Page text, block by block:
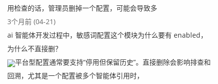
用检查的话，管理员删掉一个配置，可能会导致多
3个月前 (04-21)
ai 智能体开发过程中，敏感词配置这个模块为什么要有 enabled，
为什么不直接删？
平台型配置通常要支持“停用但保留历史”。直接删除会影响排查和
回溯，尤其是一个配置被多个智能体引用时，